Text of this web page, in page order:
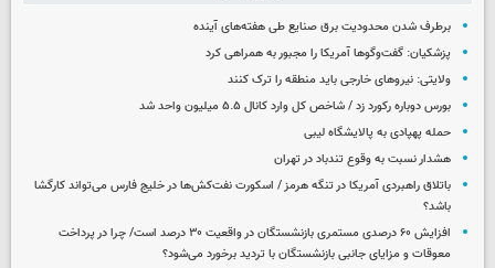
برطرف شدن محدودیت‌ برق صنایع طی هفته‌های آینده
پزشکیان: گفت‌وگوها آمریکا را مجبور به همراهی کرد
ولایتی: نیروهای خارجی باید منطقه را ترک کنند
بورس دوباره رکورد زد / شاخص کل وارد کانال ۵.۵ میلیون واحد شد
حمله پهپادی به پالایشگاه لیبی
هشدار نسبت به وقوع تندباد در تهران
باتلاق راهبردی آمریکا در تنگه هرمز / اسکورت نفت‌کش‌ها در خلیج فارس می‌تواند کارگشا
باشد؟
افزایش ۶۰ درصدی مستمری‌ بازنشستگان در واقعیت ۳۰ درصد است/ چرا در پرداخت
معوقات و مزایای جانبی بازنشستگان با تردید برخورد می‌شود؟